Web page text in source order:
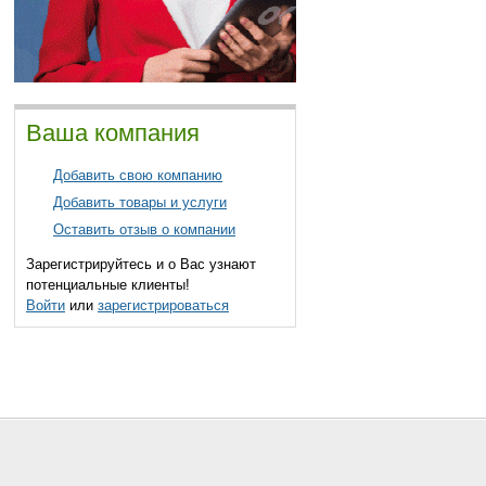
Ваша компания
Добавить свою компанию
Добавить товары и услуги
Оставить отзыв о компании
Зарегистрируйтесь и о Вас узнают
потенциальные клиенты!
Войти или зарегистрироваться